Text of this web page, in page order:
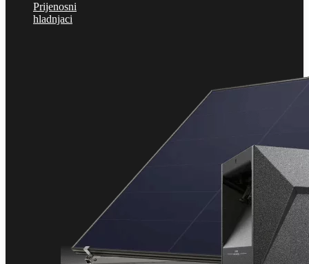
Prijenosni
hladnjaci